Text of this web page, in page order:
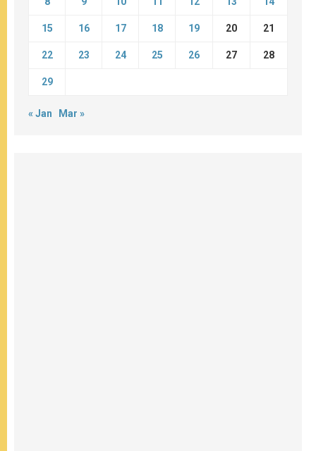
15 16 17 18 19 20 21
22 23 24 25 26 27 28
29
« Jan Mar »